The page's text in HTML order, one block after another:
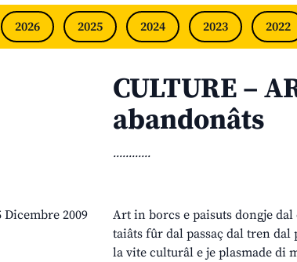
2026 2025 2024 2023 2022
CULTURE –
abandonâts
............
Dicembre 2009
Art in borcs e paisuts dongje
taiâts fûr dal passaç dal tren
la vite culturâl e je plasmade di